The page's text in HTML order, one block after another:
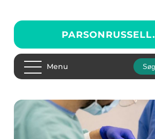
PARSONRUSSELL.
Menu